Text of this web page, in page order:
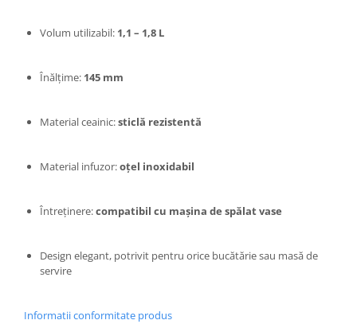
Volum utilizabil: 1,1 – 1,8 L
Înălțime: 145 mm
Material ceainic:sticlă rezistentă
Material infuzor:oțel inoxidabil
Întreținere:compatibil cu mașina de spălat vase
Design elegant, potrivit pentru orice bucătărie sau masă de
servire
Informatii conformitate produs